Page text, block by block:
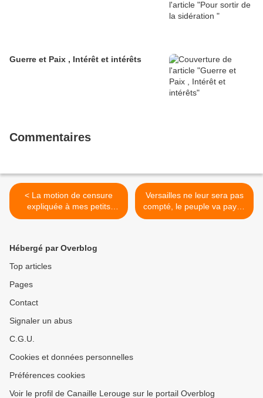
Guerre et Paix , Intérêt et intérêts
Commentaires
< La motion de censure
expliquée à mes petits
enfants.
Versailles ne leur sera pas
compté, le peuple va payer.
Cela va-t-il durer ? >
Hébergé par Overblog
Top articles
Pages
Contact
Signaler un abus
C.G.U.
Cookies et données personnelles
Préférences cookies
Voir le profil de Canaille Lerouge sur le portail Overblog